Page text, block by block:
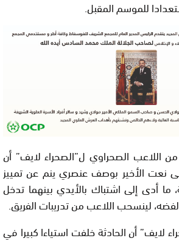
للموسم المقبل.
اللاعب الصحراوي ل”الصحراء لايف” أن
نعت الأخير بوصف عنصري ينم عن تمييز
أدى إلى اشتباك بالأيدي بينهما تدخل
لفضه، لينسحب اللاعب من تدريبات الفريق.
لايف” أن الحادثة خلفت استياءا كبيرا في